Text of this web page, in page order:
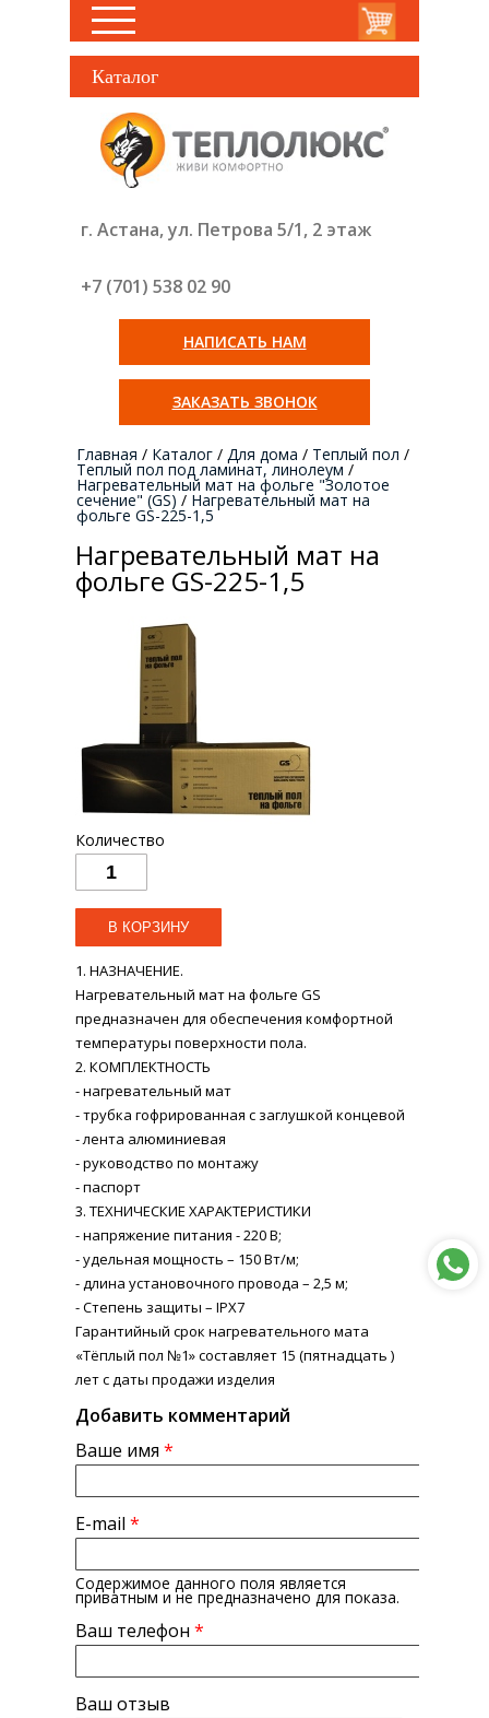
Каталог
г. Астана, ул. Петрова 5/1, 2 этаж
+7 (701) 538 02 90
НАПИСАТЬ НАМ
ЗАКАЗАТЬ ЗВОНОК
Главная / Каталог / Для дома / Теплый пол /
Теплый пол под ламинат, линолеум /
Нагревательный мат на фольге "Золотое
сечение" (GS) / Нагревательный мат на
фольге GS-225-1,5
Нагревательный мат на
фольге GS-225-1,5
Количество
1. НАЗНАЧЕНИЕ.
Нагревательный мат на фольге GS
предназначен для обеспечения комфортной
температуры поверхности пола.
2. КОМПЛЕКТНОСТЬ
- нагревательный мат
- трубка гофрированная с заглушкой концевой
- лента алюминиевая
- руководство по монтажу
- паспорт
3. ТЕХНИЧЕСКИЕ ХАРАКТЕРИСТИКИ
- напряжение питания - 220 В;
- удельная мощность – 150 Вт/м;
- длина установочного провода – 2,5 м;
- Степень защиты – IPX7
Гарантийный срок нагревательного мата
«Тёплый пол №1» составляет 15 (пятнадцать )
лет с даты продажи изделия
Добавить комментарий
Ваше имя *
E-mail *
Содержимое данного поля является
приватным и не предназначено для показа.
Ваш телефон *
Ваш отзыв